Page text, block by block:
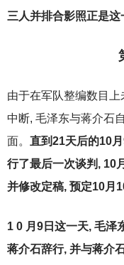
三人并排合影照正是这
由于在军队整编数目
中断, 毛泽东与蒋介石
面。 直到21天后的10
行了最后一次谈判, 10
并修改定稿, 预定10月
1 0 月9日这一天, 毛泽
蒋介石辞行, 并与蒋介